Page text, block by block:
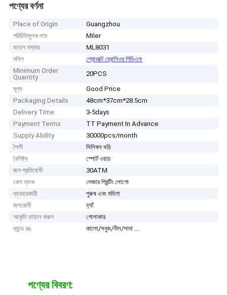
পণ্যের বর্ণনা
Place of Origin
Guangzhou
পরিচিতিমুলক নাম
Miler
মডেল নম্বার
ML8031
দলিল
প্রোডাক্ট ব্রোশিওর পিডিএফ
Minimum Order
Quantity
20PCS
মূল্য
Good Price
Packaging Details
48cm*37cm*28.5cm
Delivery Time
3-5days
Payment Terms
TT Payment In Advance
Supply Ability
30000pcs/month
শৈলী
সিলিকন ঘড়ি
বৈশিষ্ট্য
স্পোর্ট ওয়াচ
জল প্রতিরোধী
30ATM
কেস ব্যাক
লেজার প্রিন্টিং লোগো
ব্যবহারকারী
পুরুষ এবং মহিলা
জলরোধী
হ্যাঁ
আকৃতি ডায়াল করুন
গোলাকার
ব্যান্ড রঙ
কালো/সবুজ/নীল/সাদা ...
পণ্যের বিবরণ: